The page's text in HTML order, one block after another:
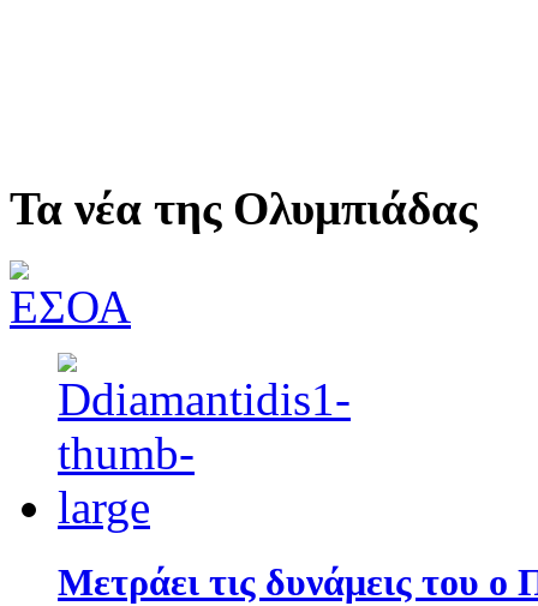
Τα νέα της Ολυμπιάδας
Μετράει τις δυνάμεις του ο